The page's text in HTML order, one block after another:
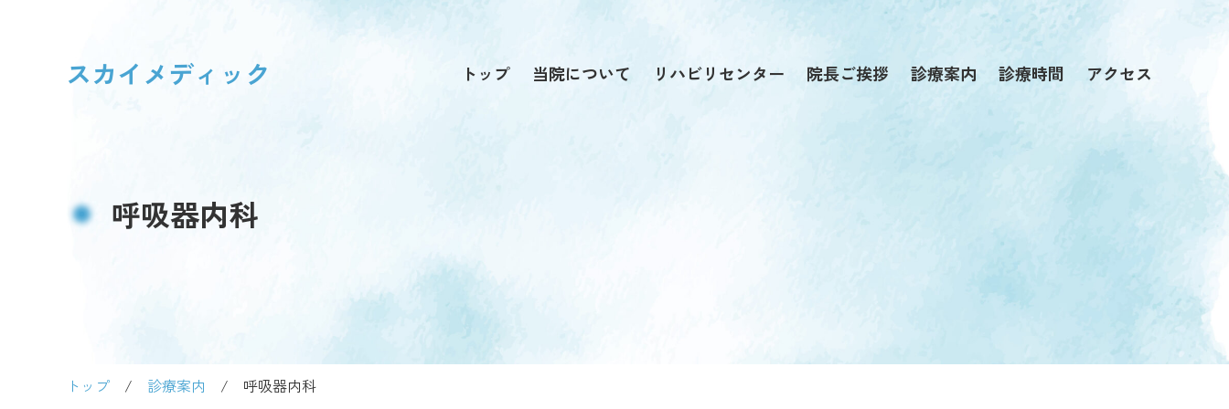
スカイメディック トップ 当院について リハビリセンター 院長ご挨拶 診療案内 診療時間 アクセス
呼吸器内科
トップ / 診療案内 / 呼吸器内科